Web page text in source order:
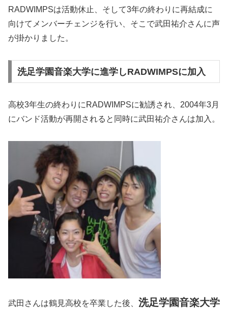
RADWIMPSは活動休止、そして3年の終わりに再結成に
向けてメンバーチェンジを行い、そこで武田祐介さんに声
が掛かりました。
洗足学園音楽大学に進学しRADWIMPSに加入
高校3年生の終わりにRADWIMPSに勧誘され、2004年3月
にバンド活動が再開されると同時に武田祐介さんは加入。
武田さんは鶴見高校を卒業した後、 洗足学園音楽大学